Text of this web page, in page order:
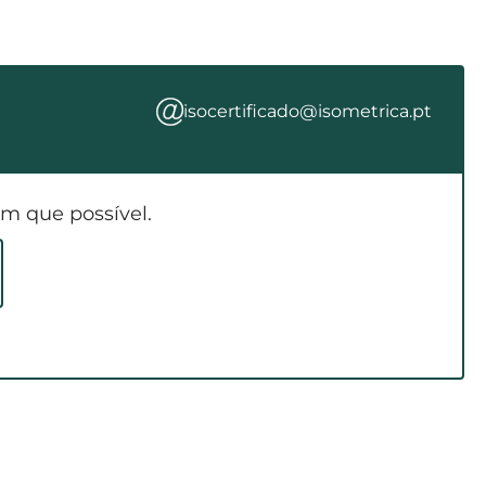
isocertificado@isometrica.pt
que possível.